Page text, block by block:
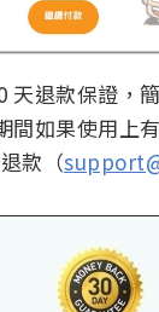
天退款保證，
間如果使用上
款（